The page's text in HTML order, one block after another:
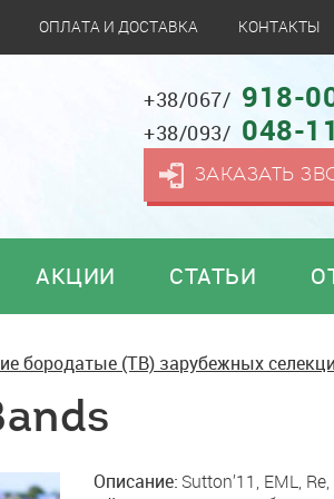
ОПЛАТА И ДОСТАВКА КОНТАКТЫ
+38/067/ 918-
+38/093/ 048-
ЗАКАЗАТЬ
АКЦИИ СТАТЬИ
бородатые (TB) зарубежных
Описание:Sutton’11, ЕML,